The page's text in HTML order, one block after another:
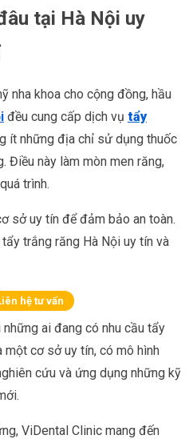
tại Hà Nội uy
nha khoa cho cộng đồng, hầu
đều cung cấp dịch vụ tẩy
ít những địa chỉ sử dụng thuốc
Điều này làm mòn men răng,
trình.
sở uy tín để đảm bảo an toàn.
trắng răng Hà Nội uy tín và
hệ tư vấn
những ai đang có nhu cầu tẩy
cơ sở uy tín, có mô hình
cứu và ứng dụng những kỹ
ViDental Clinic mang đến